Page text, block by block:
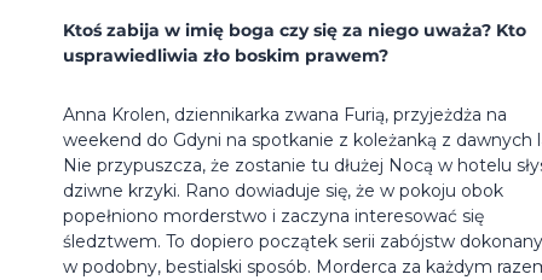
Ktoś zabija w imię boga czy się za niego uważa? Kto
usprawiedliwia zło boskim prawem?
Anna Krolen, dziennikarka zwana Furią, przyjeżdża na
weekend do Gdyni na spotkanie z koleżanką z dawnych
Nie przypuszcza, że zostanie tu dłużej Nocą w hotelu
dziwne krzyki. Rano dowiaduje się, że w pokoju obok
popełniono morderstwo i zaczyna interesować się
śledztwem. To dopiero początek serii zabójstw
w podobny, bestialski sposób. Morderca za każdym